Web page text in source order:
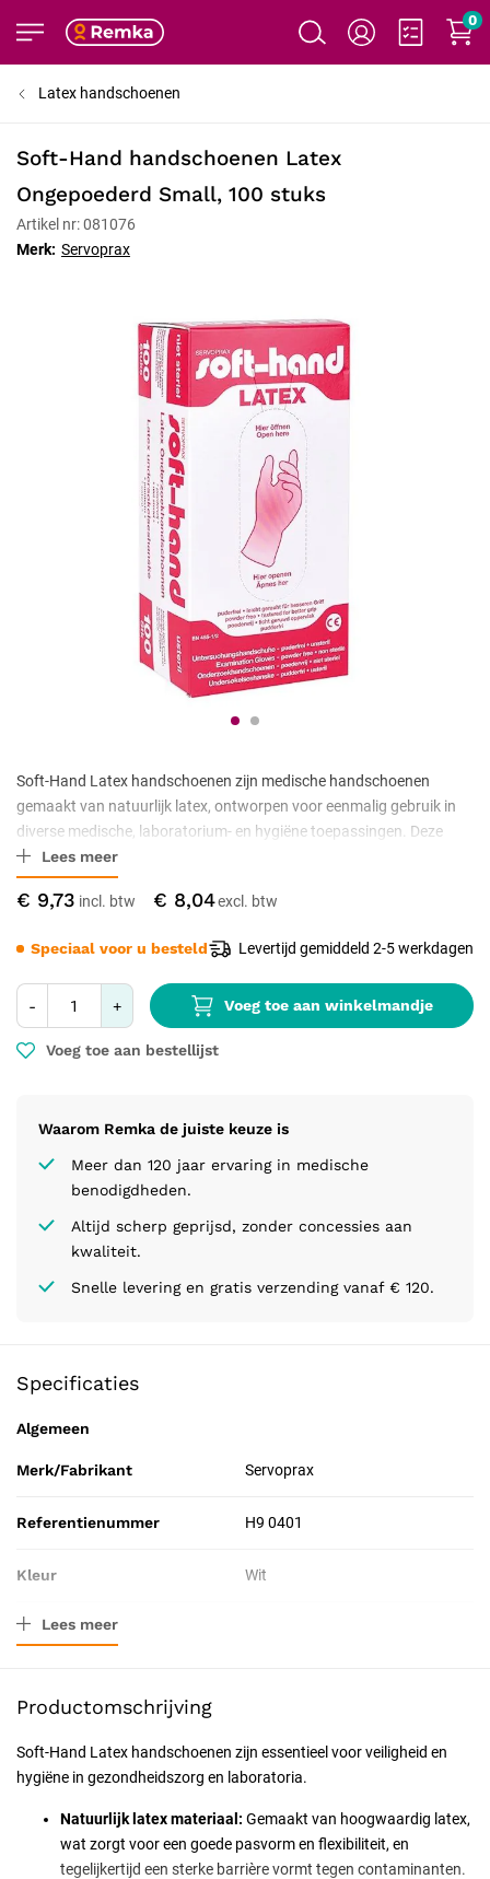
0
Latex handschoenen
Soft-Hand handschoenen Latex
Ongepoederd Small, 100 stuks
Artikel nr: 081076
Merk: Servoprax
€ 9,73 € 8,04
- + Voeg toe aan winkelmandje
Voeg toe aan bestellijst
Waarom Remka de juiste keuze is
Meer dan 120 jaar ervaring in medische
benodigdheden.
Altijd scherp geprijsd, zonder concessies aan
kwaliteit.
Snelle levering en gratis verzending vanaf € 120.
Speciaal voor u besteld Levertijd gemiddeld 2-5 werkdagen
Soft-Hand Latex handschoenen zijn medische handschoenen
gemaakt van natuurlijk latex, ontworpen voor eenmalig gebruik in
diverse medische, laboratorium- en hygiëne toepassingen. Deze
handschoenen bieden effectieve bescherming tegen
kruisbesmetting en chemische blootstelling, terwijl ze toch een hoge
mate van flexibiliteit en tastgevoeligheid behouden. Ze zijn geschikt
aanraking vereist zijn, zoals in de tandheelkunde, diagnostische
laboratoria en bij chirurgische ingrepen.
Lees meer
Specificaties
Algemeen
Merk/Fabrikant Servoprax
Referentienummer H9 0401
Kleur Wit
Materiaal
Geschiktheid
Voor eenmalig gebruik,
Professioneel, Particulier
Uitvoering Niet steriel
Lees meer
Productomschrijving
Soft-Hand Latex handschoenen zijn essentieel voor veiligheid en
hygiëne in gezondheidszorg en laboratoria.
Natuurlijk latex materiaal: Gemaakt van hoogwaardig latex,
wat zorgt voor een goede pasvorm en flexibiliteit, en
tegelijkertijd een sterke barrière vormt tegen contaminanten.